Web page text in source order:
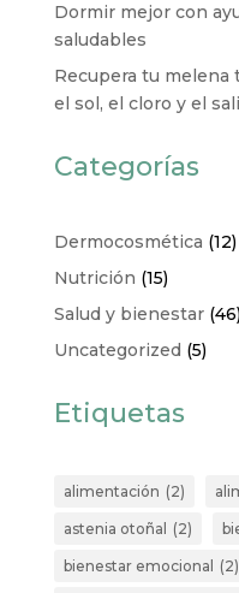
Dormir mejor con
saludables
Recupera tu melena
el sol, el cloro y el
Categorías
Dermocosmética (12)
Nutrición (15)
Salud y bienestar(46)
Uncategorized (5)
Etiquetas
alimentación (2)
astenia otoñal (2)
bienestar emocional (2)